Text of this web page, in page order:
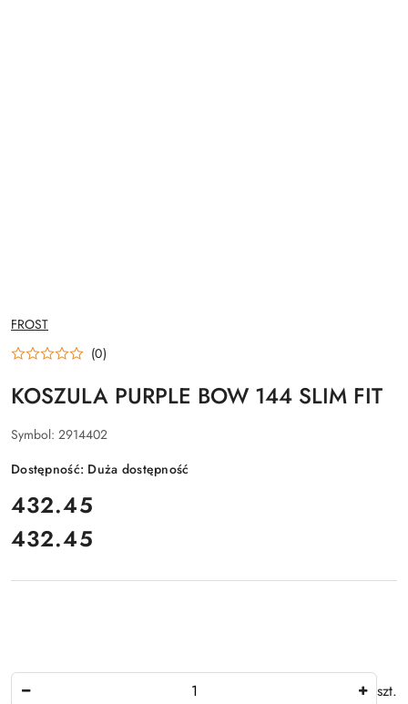
NAZWA
PRODUCENTA:
FROST
(0)
KOSZULA PURPLE BOW 144 SLIM FIT
Symbol: 2914402
Dostępność: Duża dostępność
cena:
432.45
Cena:
432.45
szt.